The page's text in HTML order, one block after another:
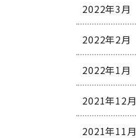
2022年3月
2022年2月
2022年1月
2021年12月
2021年11月